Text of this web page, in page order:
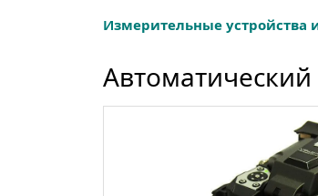
Измерительные устройства